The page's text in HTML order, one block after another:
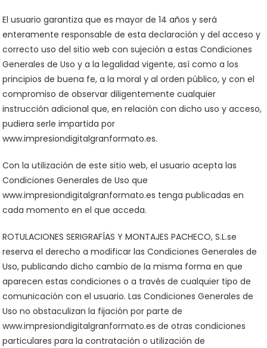
El usuario garantiza que es mayor de 14 años y será
enteramente responsable de esta declaración y del acceso y
correcto uso del sitio web con sujeción a estas Condiciones
Generales de Uso y a la legalidad vigente, así como a los
principios de buena fe, a la moral y al orden público, y con el
compromiso de observar diligentemente cualquier
instrucción adicional que, en relación con dicho uso y acceso,
pudiera serle impartida por
www.impresiondigitalgranformato.es.
Con la utilización de este sitio web, el usuario acepta las
Condiciones Generales de Uso que
www.impresiondigitalgranformato.es tenga publicadas en
cada momento en el que acceda.
ROTULACIONES SERIGRAFÍAS Y MONTAJES PACHECO, S.L.se
reserva el derecho a modificar las Condiciones Generales de
Uso, publicando dicho cambio de la misma forma en que
aparecen estas condiciones o a través de cualquier tipo de
comunicación con el usuario. Las Condiciones Generales de
Uso no obstaculizan la fijación por parte de
www.impresiondigitalgranformato.es de otras condiciones
particulares para la contratación o utilización de